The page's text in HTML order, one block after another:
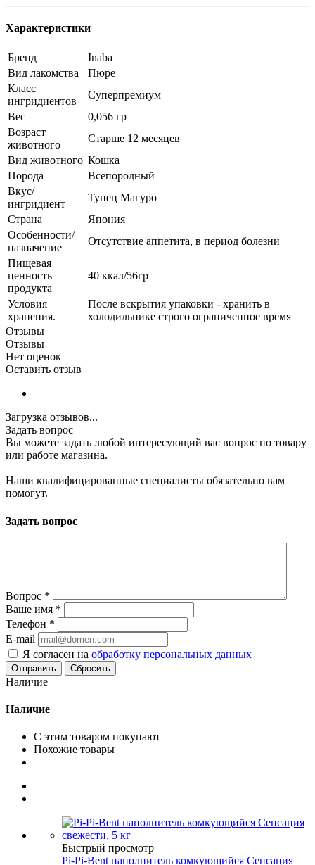
Характеристики
Бренд
Inaba
Вид лакомства
Пюре
Класс
ингридиентов
Суперпремиум
Вес
0,056 гр
Возраст
животного
Старше 12 месяцев
Вид животного Кошка
Порода
Всепородный
Вкус/
ингридиент
Тунец Магуро
Страна
Япония
Особенности/
назначение
Отсутствие аппетита, в период болезни
Пищевая
ценность
продукта
40 ккал/56гр
Условия
хранения.
После вскрытия упаковки - хранить в
холодильнике строго ограниченное время
Отзывы
Отзывы
Нет оценок
Оставить отзыв
Загрузка отзывов...
Задать вопрос
Вы можете задать любой интересующий вас вопрос по товару
или работе магазина.
Наши квалифицированные специалисты обязательно вам
помогут.
Задать вопрос
Вопрос *
Ваше имя *
Телефон *
E-mail
Я согласен на обработку персональных данных
Сбросить
Наличие
Наличие
С этим товаром покупают
Похожие товары
Быстрый просмотр
Pi-Pi-Bent наполнитель комкующийся Сенсация